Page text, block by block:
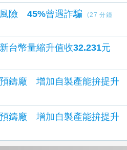
險 45%曾遇詐騙
(27 分鐘
台幣量縮升值收32.231元
鑄廠 增加自製產能拚提升
鑄廠 增加自製產能拚提升